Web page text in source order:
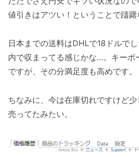
値引きはアツい！ということで躊躇
日本までの送料はDHLで18ドルで
内で収まってる感じかな…。キーボ
ですが、その分満足度も高めです。
ちなみに、今は在庫切れですけど
売ってたみたい。